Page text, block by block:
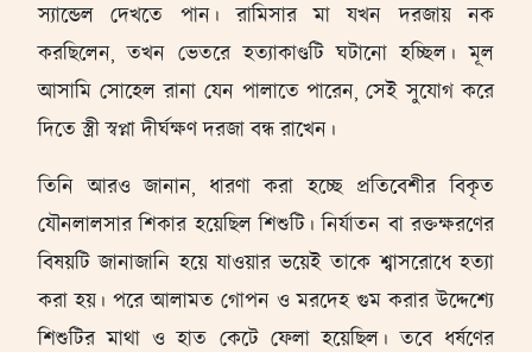
স্যান্ডেল দেখতে পান। রামিসার মা যখন দরজায় নক
করছিলেন, তখন ভেতরে হত্যাকাণ্ডটি ঘটানো হচ্ছিল। মূল
আসামি সোহেল রানা যেন পালাতে পারেন, সেই সুযোগ করে
দিতে স্ত্রী স্বপ্না দীর্ঘক্ষণ দরজা বন্ধ রাখেন।
তিনি আরও জানান, ধারণা করা হচ্ছে প্রতিবেশীর বিকৃত
যৌনলালসার শিকার হয়েছিল শিশুটি। নির্যাতন বা রক্তক্ষরণের
বিষয়টি জানাজানি হয়ে যাওয়ার ভয়েই তাকে শ্বাসরোধে হত্যা
করা হয়। পরে আলামত গোপন ও মরদেহ গুম করার উদ্দেশ্যে
শিশুটির মাথা ও হাত কেটে ফেলা হয়েছিল। তবে ধর্ষণের